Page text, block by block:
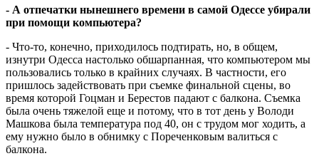
- А отпечатки нынешнего времени в самой Одессе убирали
при помощи компьютера?
- Что-то, конечно, приходилось подтирать, но, в общем,
изнутри Одесса настолько обшарпанная, что компьютером мы
пользовались только в крайних случаях. В частности, его
пришлось задействовать при съемке финальной сцены, во
время которой Гоцман и Берестов падают с балкона. Съемка
была очень тяжелой еще и потому, что в тот день у Володи
Машкова была температура под 40, он с трудом мог ходить, а
ему нужно было в обнимку с Пореченковым валиться с
балкона.